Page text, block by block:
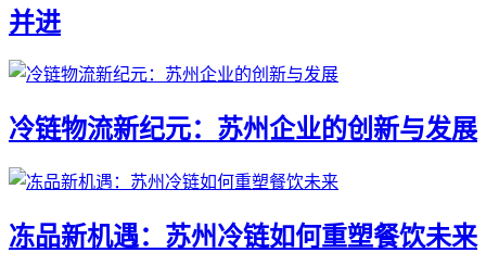
并进
冷链物流新纪元：苏州企业的创新与发展
冻品新机遇：苏州冷链如何重塑餐饮未来